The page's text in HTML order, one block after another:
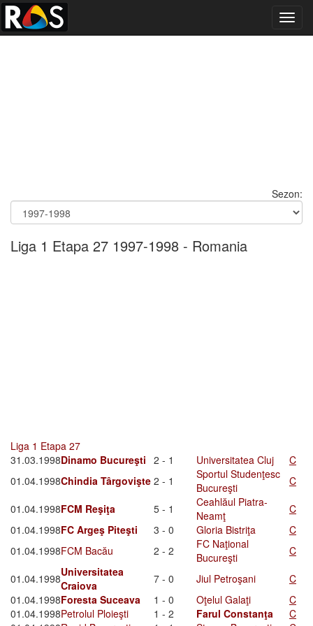
Sezon:
Liga 1 Etapa 27 1997-1998 - Romania
Liga 1 Etapa 27
31.03.1998Dinamo Bucureşti 2 - 1 Universitatea Cluj
C
01.04.1998Chindia Târgovişte 2 - 1
Sportul Studenţesc
Bucureşti
C
01.04.1998FCM Reşiţa 5 - 1
Ceahlăul Piatra-
Neamţ
C
01.04.1998FC Argeş Piteşti 3 - 0 Gloria Bistriţa
C
01.04.1998FCM Bacău 2 - 2
FC Naţional
Bucureşti
C
01.04.1998Universitatea
Craiova
7 - 0 Jiul Petroşani
C
01.04.1998Foresta Suceava 1 - 0 Oţelul Galaţi
C
01.04.1998Petrolul Ploieşti 1 - 2 Farul Constanţa
C